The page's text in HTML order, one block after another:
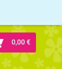
0,00 €